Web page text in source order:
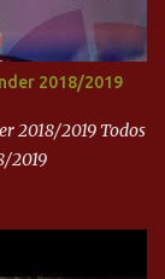
2018/2019
2018/2019 Todos
2019